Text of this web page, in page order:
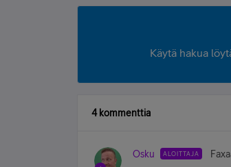
Käytä hakua
4 kommenttia
Osku ALOITTAJA